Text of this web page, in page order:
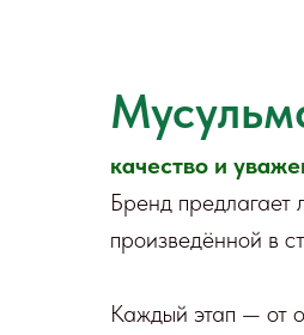
качество и
Бренд предлагает
произведённой в
Каждый этап — от